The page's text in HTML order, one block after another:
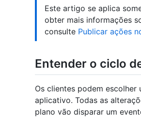
Este artigo se aplica
obter mais informações
consulte Publicar ações
Entender o ciclo
Os clientes podem
aplicativo. Todas as
plano vão disparar um